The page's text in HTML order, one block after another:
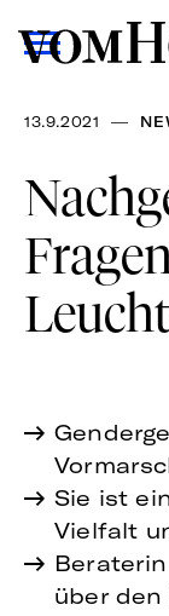
13.9.2021 —
Sie ist
Vielfalt
über